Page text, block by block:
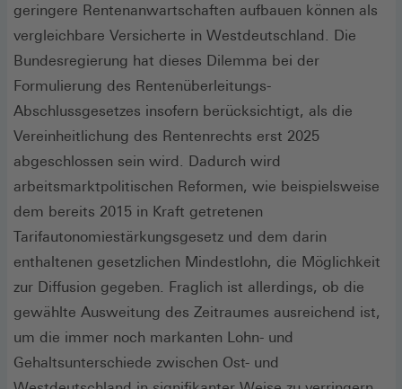
geringere Rentenanwartschaften aufbauen können als
vergleichbare Versicherte in Westdeutschland. Die
Bundesregierung hat dieses Dilemma bei der
Formulierung des Rentenüberleitungs-
Abschlussgesetzes insofern berücksichtigt, als die
Vereinheitlichung des Rentenrechts erst 2025
abgeschlossen sein wird. Dadurch wird
arbeitsmarktpolitischen Reformen, wie beispielsweise
dem bereits 2015 in Kraft getretenen
Tarifautonomiestärkungsgesetz und dem darin
enthaltenen gesetzlichen Mindestlohn, die Möglichkeit
zur Diffusion gegeben. Fraglich ist allerdings, ob die
gewählte Ausweitung des Zeitraumes ausreichend ist,
um die immer noch markanten Lohn- und
Gehaltsunterschiede zwischen Ost- und